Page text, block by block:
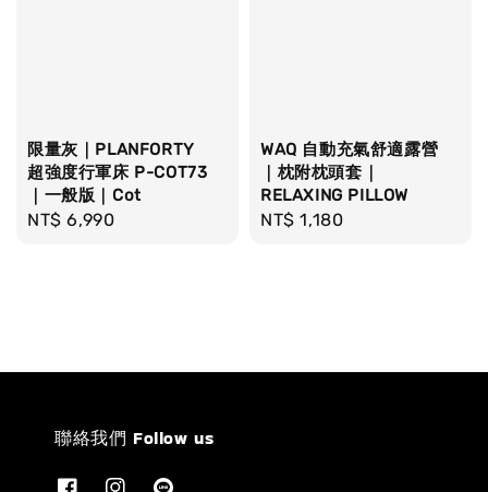
限量灰｜PLANFORTY
超強度行軍床 P-COT73
｜一般版｜Cot
Regular
NT$ 6,990
WAQ 自動充氣舒適露營
｜枕附枕頭套｜
RELAXING PILLOW
Regular
NT$ 1,180
聯絡我們 Follow us